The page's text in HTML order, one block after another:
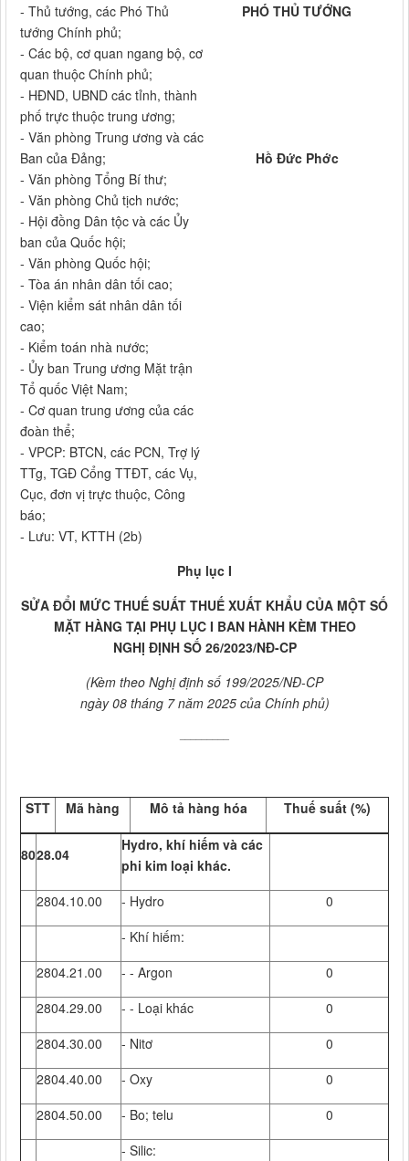
- Thủ tướng, các Phó Thủ
tướng Chính phủ;
- Các bộ, cơ quan ngang bộ, cơ
quan thuộc Chính phủ;
- HĐND, UBND các tỉnh, thành
phố trực thuộc trung ương;
- Văn phòng Trung ương và các
Ban của Đảng;
- Văn phòng Tổng Bí thư;
- Văn phòng Chủ tịch nước;
- Hội đồng Dân tộc và các Ủy
ban của Quốc hội;
- Văn phòng Quốc hội;
- Tòa án nhân dân tối cao;
- Viện kiểm sát nhân dân tối
cao;
- Kiểm toán nhà nước;
- Ủy ban Trung ương Mặt trận
Tổ quốc Việt Nam;
- Cơ quan trung ương của các
đoàn thể;
- VPCP: BTCN, các PCN, Trợ lý
TTg, TGĐ Cổng TTĐT, các Vụ,
Cục, đơn vị trực thuộc, Công
báo;
- Lưu: VT, KTTH (2b)
PHÓ THỦ TƯỚNG
Hồ Đức Phớc
Phụ lục I
SỬA ĐỔI MỨC THUẾ SUẤT THUẾ XUẤT KHẨU CỦA MỘT SỐ
MẶT HÀNG TẠI PHỤ LỤC I BAN HÀNH KÈM THEO
NGHỊ ĐỊNH SỐ 26/2023/NĐ-CP
(Kèm theo Nghị định số 199/2025/NĐ-CP
ngày 08 tháng 7 năm 2025 của Chính phủ)
STT Mã hàng Mô tả hàng hóa Thuế suất (%)
8028.04
Hydro, khí hiếm và các
phi kim loại khác.
2804.10.00
- Hydro
0
- Khí hiếm:
2804.21.00
- - Argon
0
2804.29.00
- - Loại khác
0
2804.30.00
- Nitơ
0
2804.40.00
- Oxy
0
2804.50.00
- Bo; telu
0
- Silic: